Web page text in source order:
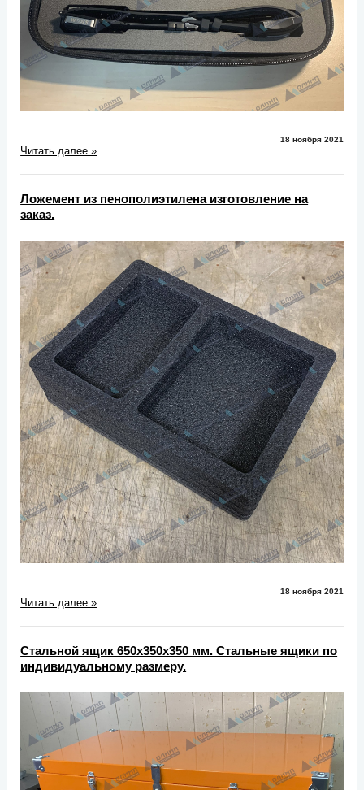
18 ноября 2021
Читать далее »
Ложемент из пенополиэтилена изготовление на
заказ.
18 ноября 2021
Читать далее »
Стальной ящик 650х350х350 мм. Стальные ящики по
индивидуальному размеру.